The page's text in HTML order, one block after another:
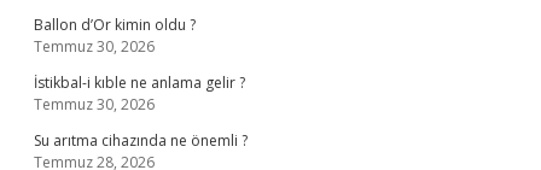
Ballon d’Or kimin oldu ?
Temmuz 30, 2026
İstikbal-i kıble ne anlama gelir ?
Temmuz 30, 2026
Su arıtma cihazında ne önemli ?
Temmuz 28, 2026